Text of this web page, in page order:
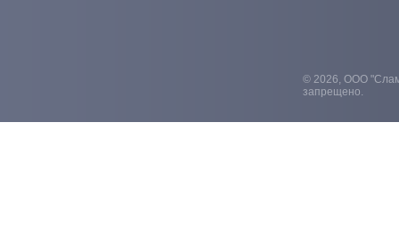
© 2026, ООО
запрещено.